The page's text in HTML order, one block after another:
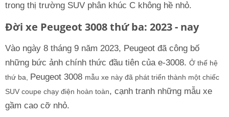
trong thị trường SUV phân khúc C không hề nhỏ.
Đời xe Peugeot 3008 thứ ba: 2023 - nay
Vào ngày 8 tháng 9 năm 2023, Peugeot đã công bố
những bức ảnh chính thức đầu tiên của e-3008. Ở thế hệ
thứ ba, Peugeot 3008 mẫu xe này đã phát triển thành một chiếc
SUV coupe chạy điện hoàn toàn, cạnh tranh những mẫu xe
gầm cao cỡ nhỏ.